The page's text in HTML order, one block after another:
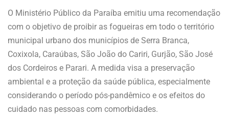
O Ministério Público da Paraíba emitiu uma recomendação
com o objetivo de proibir as fogueiras em todo o território
municipal urbano dos municípios de Serra Branca,
Coxixola, Caraúbas, São João do Cariri, Gurjão, São José
dos Cordeiros e Parari. A medida visa a preservação
ambiental e a proteção da saúde pública, especialmente
considerando o período pós-pandêmico e os efeitos do
cuidado nas pessoas com comorbidades.